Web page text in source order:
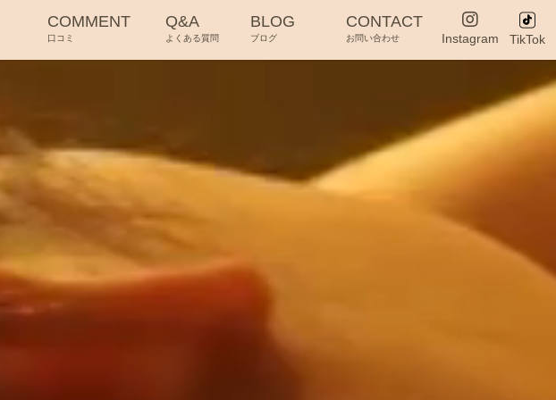
COMMENT
口コミ
Q&A
よくある質問
BLOG
ブログ
CONTACT
お問い合わせ Instagram TikTok